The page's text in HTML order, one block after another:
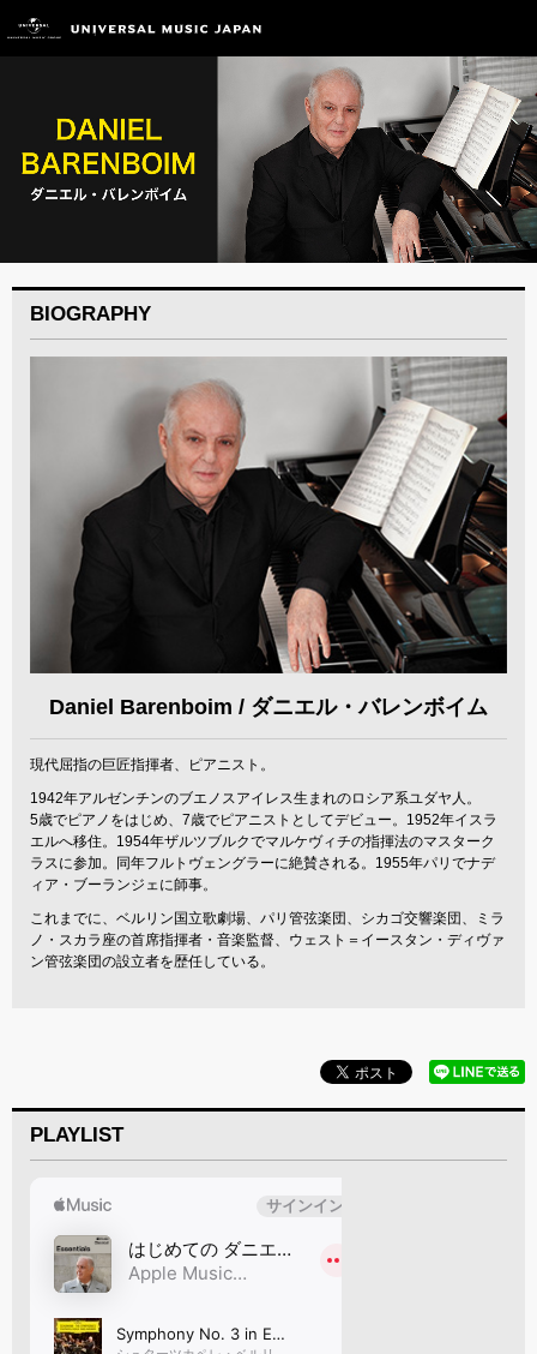
BIOGRAPHY
Daniel Barenboim / ダニエル・バレンボイム
現代屈指の巨匠指揮者、ピアニスト。
1942年アルゼンチンのブエノスアイレス生まれのロシア系ユダヤ人。
5歳でピアノをはじめ、7歳でピアニストとしてデビュー。1952年イスラ
エルへ移住。1954年ザルツブルクでマルケヴィチの指揮法のマスターク
ラスに参加。同年フルトヴェングラーに絶賛される。1955年パリでナデ
ィア・ブーランジェに師事。
これまでに、ベルリン国立歌劇場、パリ管弦楽団、シカゴ交響楽団、ミラ
ノ・スカラ座の首席指揮者・音楽監督、ウェスト＝イースタン・ディヴァ
ン管弦楽団の設立者を歴任している。
PLAYLIST